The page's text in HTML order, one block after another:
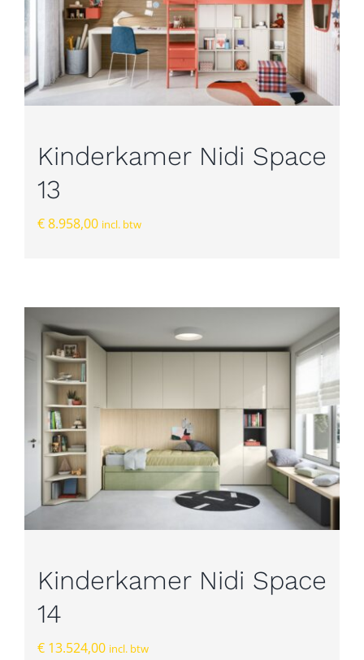
Kinderkamer Nidi Space
13
€8.958,00 incl. btw
Kinderkamer Nidi Space
14
€13.524,00 incl. btw